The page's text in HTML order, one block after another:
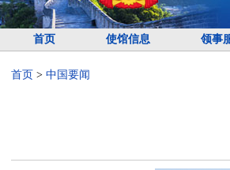
首页 使馆信息 领事
首页 > 中国要闻